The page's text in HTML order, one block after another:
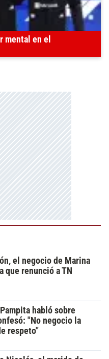
mental en el
el negocio de Marina
que renunció a TN
habló sobre
"No negocio la
respeto"